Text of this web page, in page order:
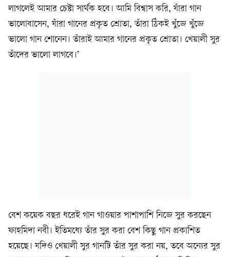
লাগলেই আমার চেষ্টা সার্থক হবে। আমি বিশ্বাস করি, যাঁরা গান
ভালোবাসেন, যাঁরা গানের প্রকৃত শ্রোতা, তাঁরা ঠিকই খুঁজে খুঁজে
ভালো গান শোনেন। তাঁরাই আমার গানের প্রকৃত শ্রোতা। খেয়ালী সুর
তাঁদের ভালো লাগবে।’
বেশ কয়েক বছর ধরেই গান গাওয়ার পাশাপাশি নিজে সুর করছেন
ফাহমিদা নবী। ইতিমধ্যে তাঁর সুর করা বেশ কিছু গান প্রকাশিত
হয়েছে। যদিও খেয়ালী সুর গানটি তাঁর সুর করা নয়, তবে অন্যের সুর